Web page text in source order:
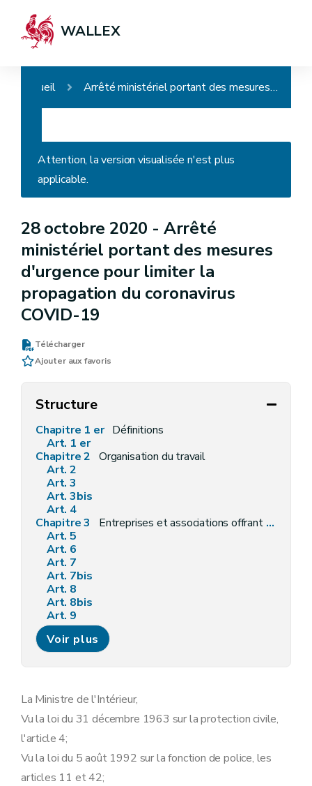
WALLEX
Accueil Arrêté ministériel portant des mesures d'urgence pour limiter la propagation du coronavirus COVID-19
Attention, la version visualisée n'est plus
applicable.
28 octobre 2020 - Arrêté
ministériel portant des mesures
d'urgence pour limiter la
propagation du coronavirus
COVID-19
Télécharger
Ajouter aux favoris
Structure
Chapitre 1 er Définitions
Art. 1 er
Chapitre 2 Organisation du travail
Art. 2
Art. 3
Art. 3bis
Art. 4
Chapitre 3
Entreprises et associations offrant des biens ou services aux consommateurs
Art. 5
Art. 6
Art. 7
Art. 7bis
Art. 8
Art. 8bis
Art. 9
Art. 10
Art. 11
Chapitre 4 Marchés et organisation de l'espace public aux alentours des rues commerçantes et centre commerciaux
Chapitre 5 Déplacements et rassemblements
Art. 15
Art. 15bis
Art. 16
Art. 17
Art. 18
Voir plus
La Ministre de l'Intérieur,
Vu la loi du 31 décembre 1963 sur la protection civile,
l'article 4;
Vu la loi du 5 août 1992 sur la fonction de police, les
articles 11 et 42;